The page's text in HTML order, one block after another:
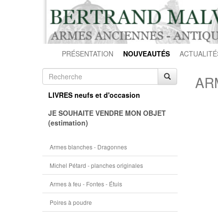
PRÉSENTATION NOUVEAUTÉS
LIVRES neufs et d'occasion
JE SOUHAITE VENDRE MON OBJET
(estimation)
Armes blanches - Dragonnes
Michel Pétard - planches originales
Armes à feu - Fontes - Étuis
Poires à poudre